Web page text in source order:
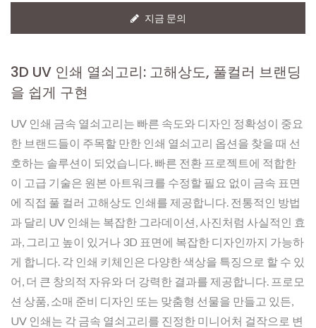
지금 문의
3D UV 인쇄 열쇠고리: 고해상도, 풀컬러 브랜딩
을 쉽게 구현
UV 인쇄 금속 열쇠고리는 빠른 속도와 디자인 정확성이 중요
한 브랜드들이 주목할 만한 인쇄 열쇠고리 옵션을 찾을 때 선
호하는 솔루션이 되었습니다. 빠른 전환 프로젝트에 적합한
이 고급 기술은 원본 아트워크를 수정할 필요 없이 금속 표면
에 직접 풀 컬러 고해상도 인쇄를 제공합니다. 전통적인 방법
과 달리 UV 인쇄는 복잡한 그라데이션, 사진처럼 사실적인 효
과, 그리고 높이 있거나 3D 표면에 복잡한 디자인까지 가능하
게 합니다. 각 인쇄 키체인은 다양한 색상을 특징으로 할 수 있
어, 더 큰 창의적 자유와 더 강력한 결과를 제공합니다. 프로모
션 상품, 소매 준비 디자인 또는 맞춤형 선물을 만들고 있든,
UV 인쇄는 각 금속 열쇠고리를 진정한 미니어처 걸작으로 변